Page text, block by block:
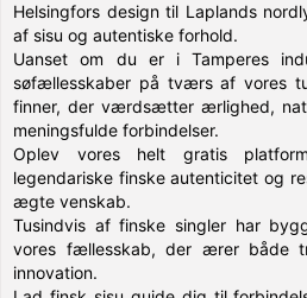
Helsingfors design til Laplands
af sisu og autentiske forhold.
Uanset om du er i Tamperes
søfællesskaber på tværs af vores
finner, der værdsætter ærlighed,
meningsfulde forbindelser.
Oplev vores helt gratis
legendariske finske autenticitet og
ægte venskab.
Tusindvis af finske singler har
vores fællesskab, der ærer både
innovation.